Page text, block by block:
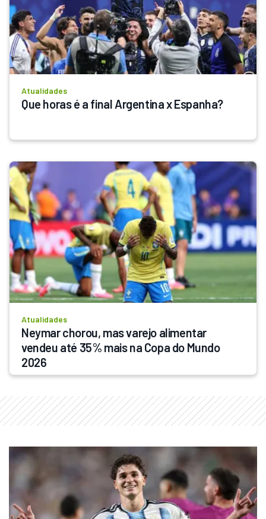
Atualidades
Que horas é a final Argentina x Espanha?
Atualidades
Neymar chorou, mas varejo alimentar
vendeu até 35% mais na Copa do Mundo
2026